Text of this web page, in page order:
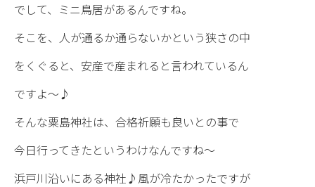
でして、ミニ鳥居があるんですね。
そこを、人が通るか通らないかという狭さの中
をくぐると、安産で産まれると言われているん
ですよ〜♪
そんな粟島神社は、合格祈願も良いとの事で
今日行ってきたというわけなんですね〜
浜戸川沿いにある神社♪風が冷たかったですが